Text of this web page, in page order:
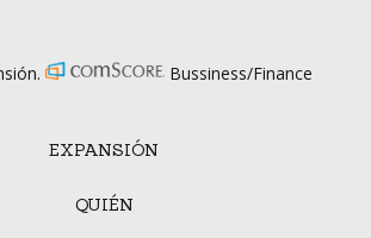
EXPANSIÓN
QUIÉN
Bussiness/Finance